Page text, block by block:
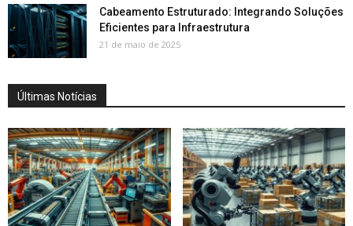
Cabeamento Estruturado: Integrando Soluções
Eficientes para Infraestrutura
21 de maio de 2025
Últimas Notícias